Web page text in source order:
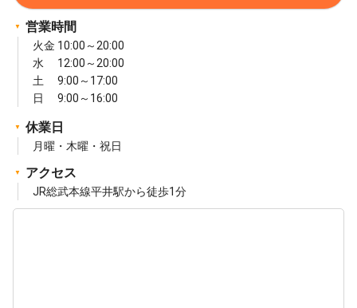
営業時間
火金 10:00～20:00
水 12:00～20:00
土 9:00～17:00
日 9:00～16:00
休業日
月曜・木曜・祝日
アクセス
JR総武本線平井駅から徒歩1分